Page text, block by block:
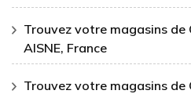
Trouvez votre magasins de
AISNE, France
Trouvez votre magasins de